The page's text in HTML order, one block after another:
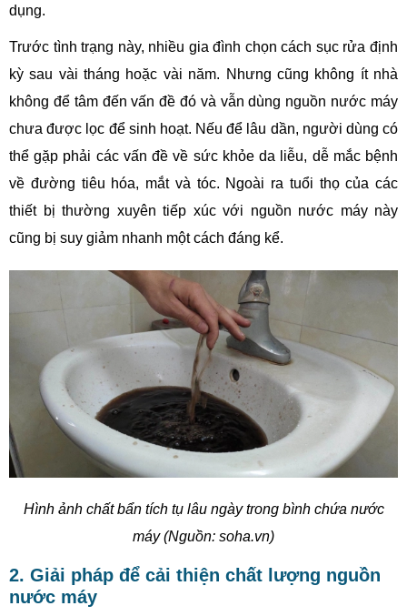
dụng.
Trước tình trạng này, nhiều gia đình chọn cách sục rửa định
kỳ sau vài tháng hoặc vài năm. Nhưng cũng không ít nhà
không để tâm đến vấn đề đó và vẫn dùng nguồn nước máy
chưa được lọc để sinh hoạt. Nếu để lâu dần, người dùng có
thể gặp phải các vấn đề về sức khỏe da liễu, dễ mắc bệnh
về đường tiêu hóa, mắt và tóc. Ngoài ra tuổi thọ của các
thiết bị thường xuyên tiếp xúc với nguồn nước máy này
cũng bị suy giảm nhanh một cách đáng kể.
Hình ảnh chất bẩn tích tụ lâu ngày trong bình chứa nước
máy (Nguồn: soha.vn)
2. Giải pháp để cải thiện chất lượng nguồn
nước máy